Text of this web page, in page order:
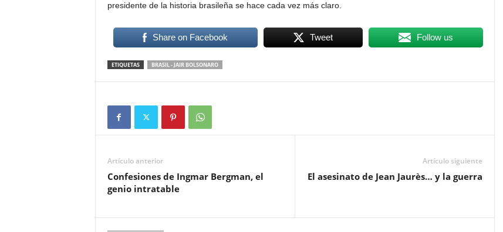
presidente de la historia brasileña se hace cada vez más claro.
Share on Facebook Tweet Follow us
ETIQUETAS BRASIL - JAIR BOLSONARO
Artículo anterior
Confesiones de Ingmar Bergman, el
genio intratable
Artículo siguiente
El asesinato de Jean Jaurès… y la guerra